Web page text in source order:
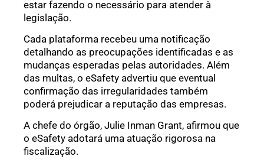
estar fazendo o necessário para atender à
legislação.
Cada plataforma recebeu uma notificação
detalhando as preocupações identificadas e as
mudanças esperadas pelas autoridades. Além
das multas, o eSafety advertiu que eventual
confirmação das irregularidades também
poderá prejudicar a reputação das empresas.
A chefe do órgão, Julie Inman Grant, afirmou que
o eSafety adotará uma atuação rigorosa na
fiscalização.